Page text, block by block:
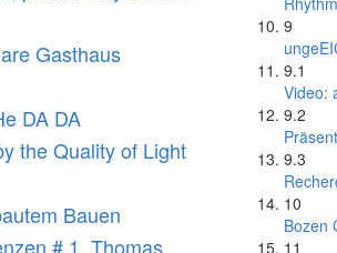
Gasthaus
DA DA
the Quality of Light
Bauen
# 1, Thomas
9
9.1
Video:
9.2
9.3
10
Bozen
11